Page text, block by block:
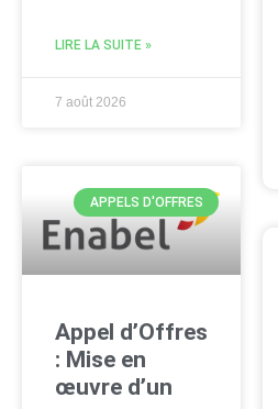
LIRE LA SUITE »
7 août 2026
APPELS D'OFFRES
Appel d’Offres
: Mise en
œuvre d’un